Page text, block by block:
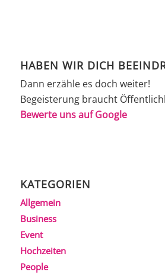
HABEN WIR DICH
Dann erzähle es doch weiter!
Begeisterung braucht
Bewerte uns auf Google
KATEGORIEN
Allgemein
Business
Event
Hochzeiten
People